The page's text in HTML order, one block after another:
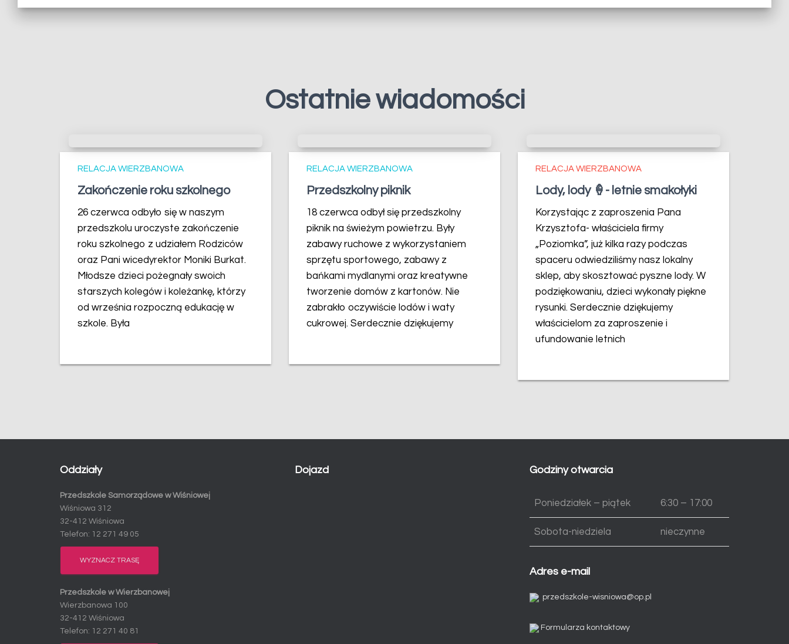
Ostatnie wiadomości
RELACJA WIERZBANOWA
Zakończenie roku szkolnego
26 czerwca odbyło się w naszym
przedszkolu uroczyste zakończenie
roku szkolnego z udziałem Rodziców
oraz Pani wicedyrektor Moniki Burkat.
Młodsze dzieci pożegnały swoich
starszych kolegów i koleżankę, którzy
od września rozpoczną edukację w
szkole. Była
RELACJA WIERZBANOWA
Przedszkolny piknik
18 czerwca odbył się przedszkolny
piknik na świeżym powietrzu. Były
zabawy ruchowe z wykorzystaniem
sprzętu sportowego, zabawy z
bańkami mydlanymi oraz kreatywne
tworzenie domów z kartonów. Nie
zabrakło oczywiście lodów i waty
cukrowej. Serdecznie dziękujemy
RELACJA WIERZBANOWA
Lody, lody 🍦- letnie smakołyki
Korzystając z zaproszenia Pana
Krzysztofa- właściciela firmy
„Poziomka”, już kilka razy podczas
spaceru odwiedziliśmy nasz lokalny
sklep, aby skosztować pyszne lody. W
podziękowaniu, dzieci wykonały piękne
rysunki. Serdecznie dziękujemy
właścicielom za zaproszenie i
ufundowanie letnich
Oddziały
Przedszkole Samorządowe w Wiśniowej
Wiśniowa 312
32-412 Wiśniowa
Telefon: 12 271 49 05
WYZNACZ TRASĘ
Przedszkole w Wierzbanowej
Wierzbanowa 100
32-412 Wiśniowa
Telefon: 12 271 40 81
Dojazd Godziny otwarcia
Poniedziałek – piątek 6:30 – 17:00
Sobota-niedziela nieczynne
Adres e-mail
przedszkole-wisniowa@op.pl
Formularza kontaktowy
Abyśmy mogli
funkcjonalność